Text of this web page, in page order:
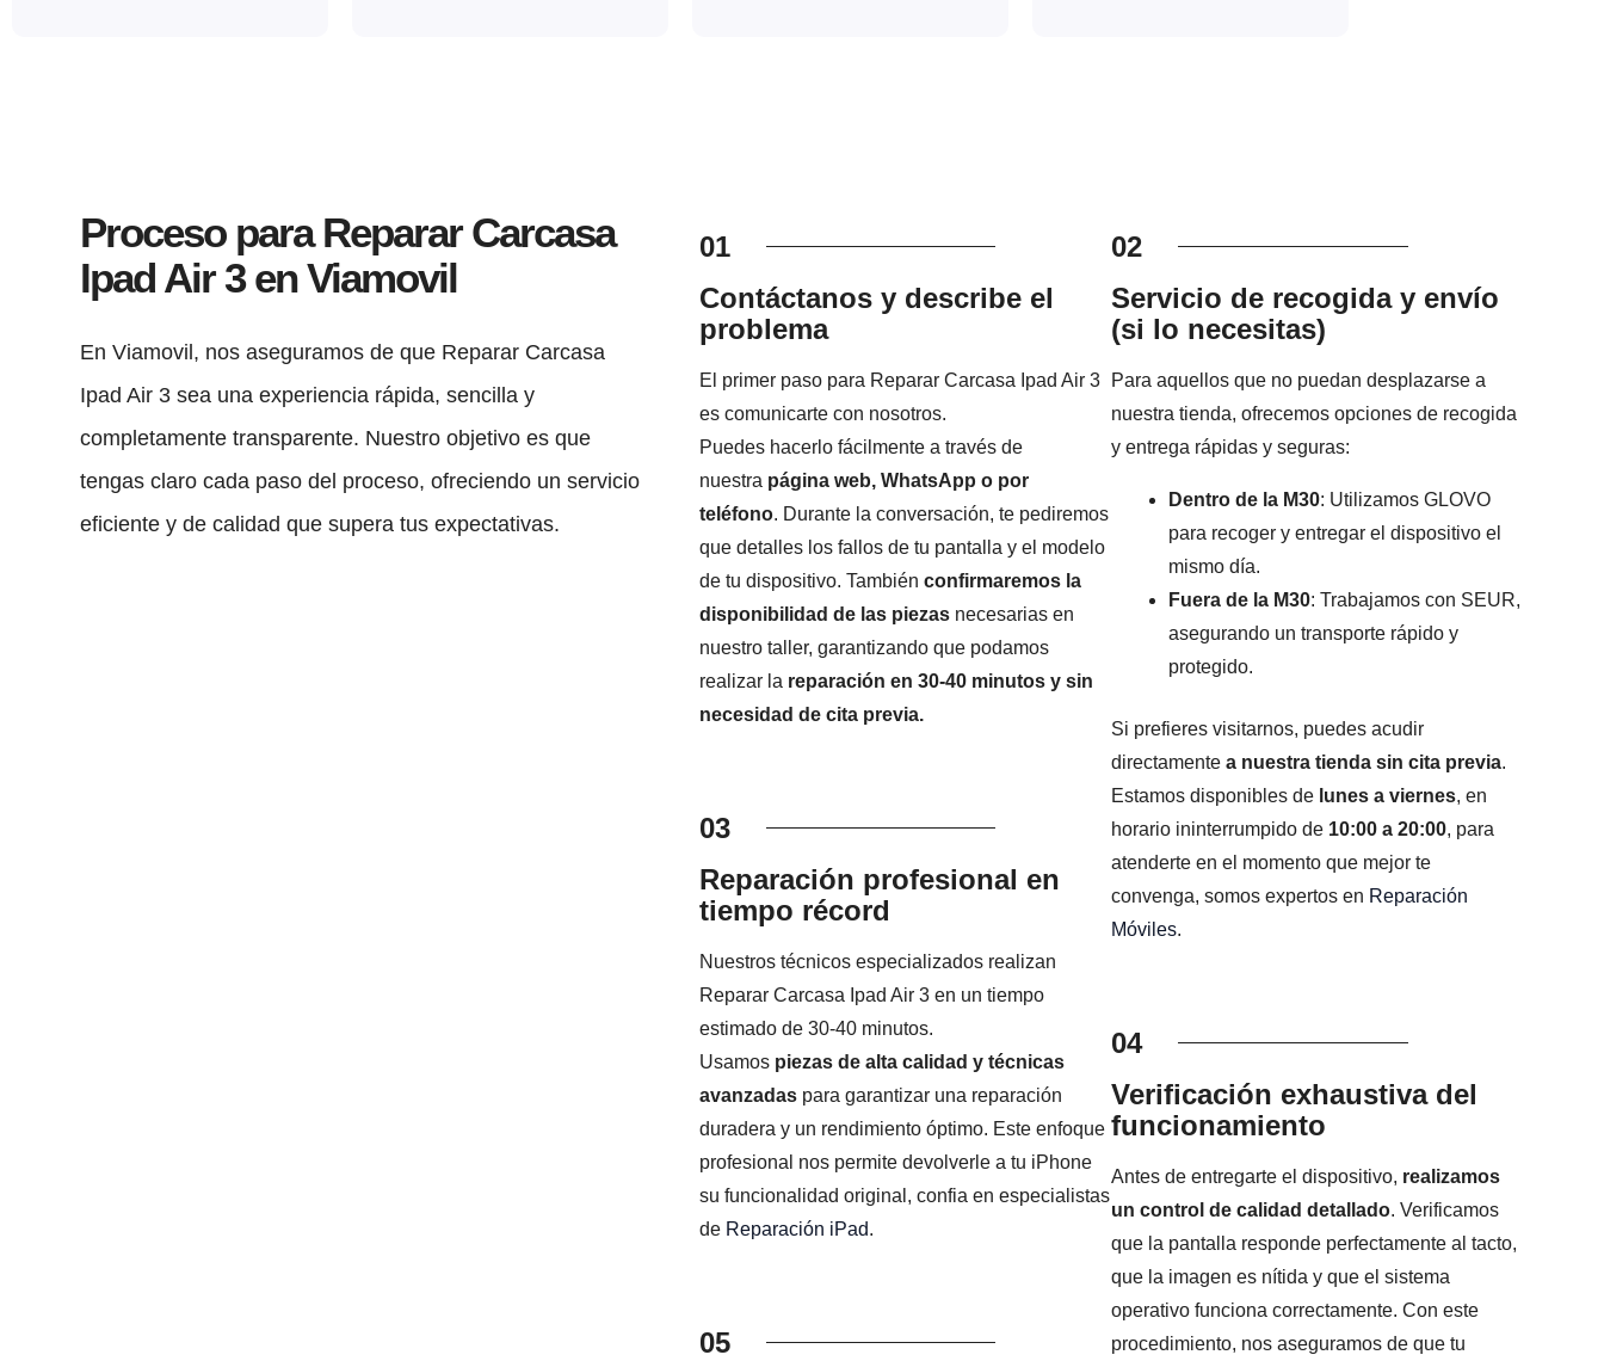
Proceso para Reparar Carcasa
Ipad Air 3 en Viamovil
En Viamovil, nos aseguramos de que Reparar Carcasa
Ipad Air 3 sea una experiencia rápida, sencilla y
completamente transparente. Nuestro objetivo es que
tengas claro cada paso del proceso, ofreciendo un servicio
eficiente y de calidad que supera tus expectativas.
01
Contáctanos y describe el
problema
El primer paso para Reparar Carcasa Ipad Air 3
es comunicarte con nosotros.
Puedes hacerlo fácilmente a través de
nuestra página web, WhatsApp o por
teléfono. Durante la conversación, te pediremos
que detalles los fallos de tu pantalla y el modelo
de tu dispositivo. También confirmaremos la
disponibilidad de las piezasnecesarias en
nuestro taller, garantizando que podamos
realizar la reparación en 30-40 minutos y sin
necesidad de cita previa.
03
Reparación profesional en
tiempo récord
Nuestros técnicos especializados realizan
Reparar Carcasa Ipad Air 3 en un tiempo
estimado de 30-40 minutos.
Usamos piezas de alta calidad y técnicas
avanzadaspara garantizar una reparación
duradera y un rendimiento óptimo. Este enfoque
profesional nos permite devolverle a tu iPhone
su funcionalidad original, confia en especialistas
de Reparación iPad.
05
02
Servicio de recogida y envío
(si lo necesitas)
Para aquellos que no puedan desplazarse a
nuestra tienda, ofrecemos opciones de recogida
y entrega rápidas y seguras:
Dentro de la M30: Utilizamos GLOVO
para recoger y entregar el dispositivo el
mismo día.
Fuera de la M30: Trabajamos con SEUR,
asegurando un transporte rápido y
protegido.
Si prefieres visitarnos, puedes acudir
directamentea nuestra tienda sin cita previa.
Estamos disponibles de lunes a viernes, en
horario ininterrumpido de 10:00 a 20:00, para
atenderte en el momento que mejor te
convenga, somos expertos en Reparación
Móviles.
04
Verificación exhaustiva del
funcionamiento
Antes de entregarte el dispositivo, realizamos
un control de calidad detallado. Verificamos
que la pantalla responde perfectamente al tacto,
que la imagen es nítida y que el sistema
operativo funciona correctamente. Con este
procedimiento, nos aseguramos de que tu